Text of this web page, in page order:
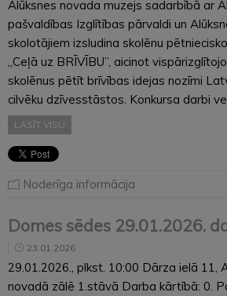
Alūksnes novada muzejs sadarbībā ar
pašvaldības Izglītības pārvaldi un
skolotājiem izsludina skolēnu
„Ceļā uz BRĪVĪBU”, aicinot
skolēnus pētīt brīvības idejas nozīmi
cilvēku dzīvesstāstos. Konkursa darbi
LASĪT VISU
Noderīga informācija
Domes sēdes 29.01.2026.
23.01.2026
29.01.2026., plkst. 10:00 Dārza ielā 11,
novadā zālē 1.stāvā Darba kārtībā: 0.